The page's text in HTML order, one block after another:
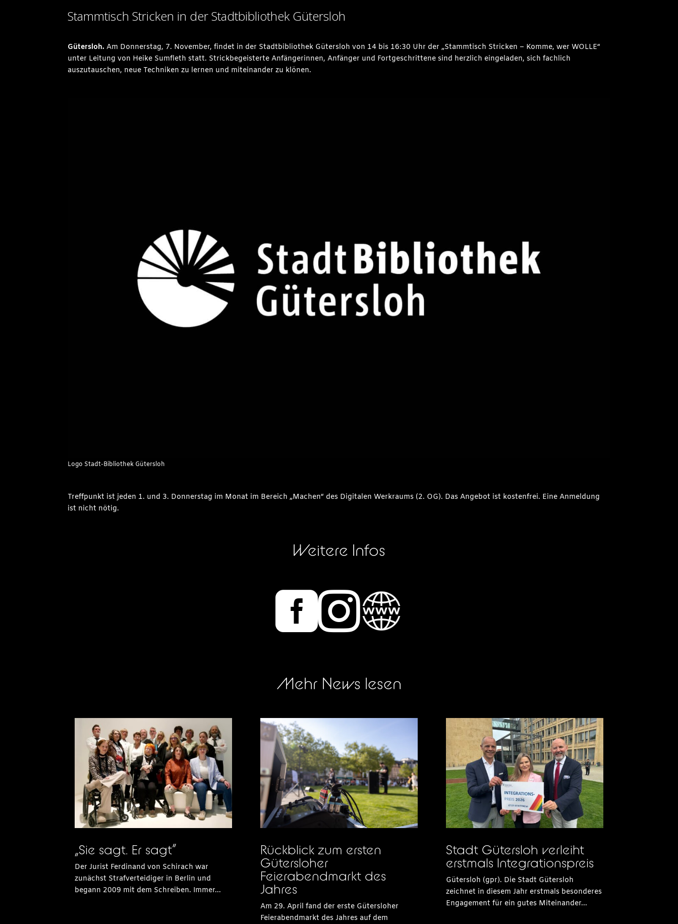
Stammtisch Stricken in der Stadtbibliothek Gütersloh
Gütersloh. Am Donnerstag, 7. November, findet in der Stadtbibliothek Gütersloh von 14 bis 16:30 Uhr der „Stammtisch Stricken – Komme, wer WOLLE“
unter Leitung von Heike Sumfleth statt. Strickbegeisterte Anfängerinnen, Anfänger und Fortgeschrittene sind herzlich eingeladen, sich fachlich
auszutauschen, neue Techniken zu lernen und miteinander zu klönen.
Logo Stadt-Bibliothek Gütersloh
Treffpunkt ist jeden 1. und 3. Donnerstag im Monat im Bereich „Machen“ des Digitalen Werkraums (2. OG). Das Angebot ist kostenfrei. Eine Anmeldung
ist nicht nötig.
Weitere Infos

Mehr News lesen
„Sie sagt. Er sagt“
Der Jurist Ferdinand von Schirach war
zunächst Strafverteidiger in Berlin und
begann 2009 mit dem Schreiben. Immer...
Rückblick zum ersten
Gütersloher
Feierabendmarkt des
Jahres
Am 29. April fand der erste Gütersloher
Feierabendmarkt des Jahres auf dem
Stadt Gütersloh verleiht
erstmals Integrationspreis
Gütersloh (gpr). Die Stadt Gütersloh
zeichnet in diesem Jahr erstmals besonderes
Engagement für ein gutes Miteinander...